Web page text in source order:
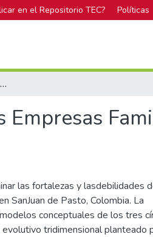
en el Repositorio TEC? Políticas
Emprendimientos Locales: El Caso de las Empresas Familiares en el Sur Occidente Colombiano
las fortalezas y lasdebilidades
SanJuan de Pasto, Colombia. La
conceptuales de los tres
tridimensional planteado